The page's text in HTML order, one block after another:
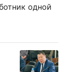
одной